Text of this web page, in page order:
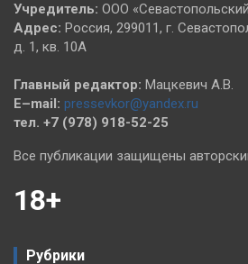
Учредитель: ООО
Адрес: Россия, 299011, г.
д. 1, кв. 10А
Главный редактор: Мацкевич А.В.
E–mail: pressevkor@yandex.ru
тел. +7 (978) 918-52-25
Все публикации защищены
18+
Рубрики